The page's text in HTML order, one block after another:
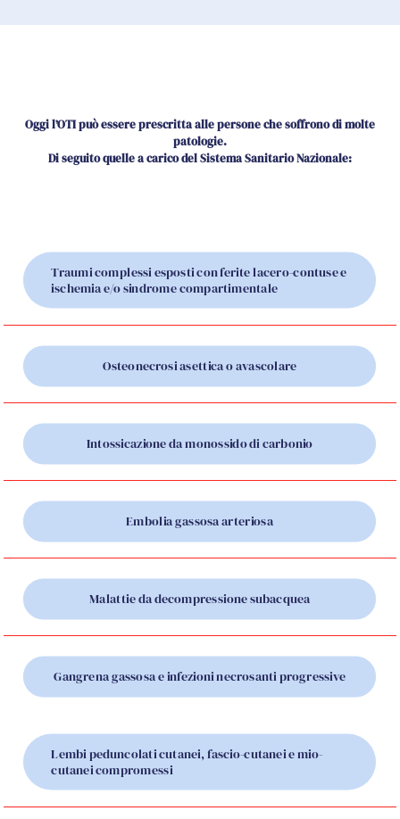
Oggi l’OTI può essere prescritta alle persone che soffrono di molte
patologie.
Di seguito quelle a carico del Sistema Sanitario Nazionale:
Traumi complessi esposti con ferite lacero-contuse e
ischemia e/o sindrome compartimentale
Osteonecrosi asettica o avascolare
Intossicazione da monossido di carbonio
Embolia gassosa arteriosa
Malattie da decompressione subacquea
Gangrena gassosa e infezioni necrosanti progressive
Lembi peduncolati cutanei, fascio-cutanei e mio-
cutanei compromessi